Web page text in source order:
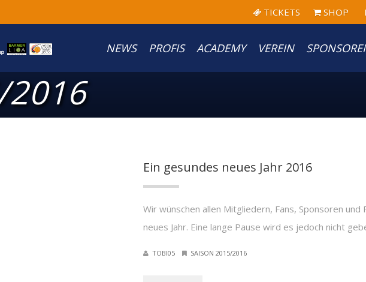
TICKETS SHOP
NEWS PROFIS ACADEMY VEREIN
2016
Ein gesundes neues Jahr 2016
Wir wünschen allen Mitgliedern, Fans, Sponsoren
neues Jahr. Eine lange Pause wird es jedoch nicht
TOBI05 SAISON 2015/2016